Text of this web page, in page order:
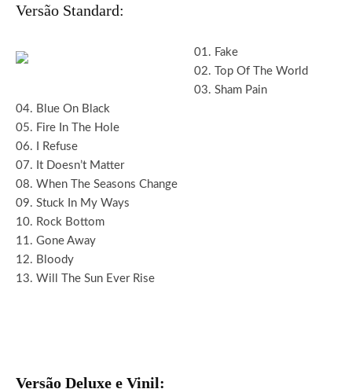
Versão Standard:
01. Fake
02. Top Of The World
03. Sham Pain
04. Blue On Black
05. Fire In The Hole
06. I Refuse
07. It Doesn’t Matter
08. When The Seasons Change
09. Stuck In My Ways
10. Rock Bottom
11. Gone Away
12. Bloody
13. Will The Sun Ever Rise
Versão Deluxe e Vinil: